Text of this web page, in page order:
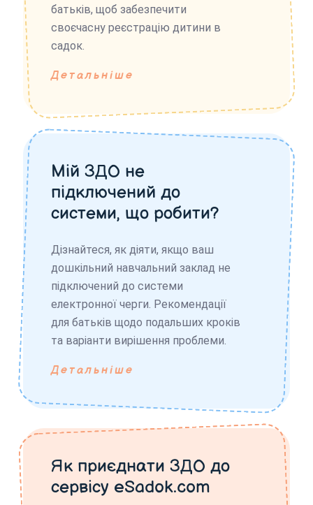
батьків, щоб забезпечити
своєчасну реєстрацію дитини в
садок.
Детальніше
Мій ЗДО не
підключений до
системи, що робити?
Дізнайтеся, як діяти, якщо ваш
дошкільний навчальний заклад не
підключений до системи
електронної черги. Рекомендації
для батьків щодо подальших кроків
та варіанти вирішення проблеми.
Детальніше
Як приєднати ЗДО до
сервісу eSadok.com